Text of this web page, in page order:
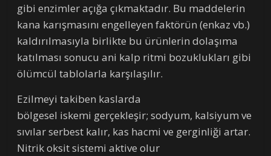
gibi enzimler açığa çıkmaktadır. Bu maddelerin
kana karışmasını engelleyen faktörün (enkaz vb.)
kaldırılmasıyla birlikte bu ürünlerin dolaşıma
katılması sonucu ani kalp ritmi bozuklukları gibi
ölümcül tablolarla karşılaşılır.
Ezilmeyi takiben kaslarda
bölgesel iskemi gerçekleşir; sodyum, kalsiyum ve
sıvılar serbest kalır, kas hacmi ve gerginliği artar.
Nitrik oksit sistemi aktive olur